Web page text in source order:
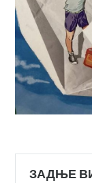
ЗАДЊЕ